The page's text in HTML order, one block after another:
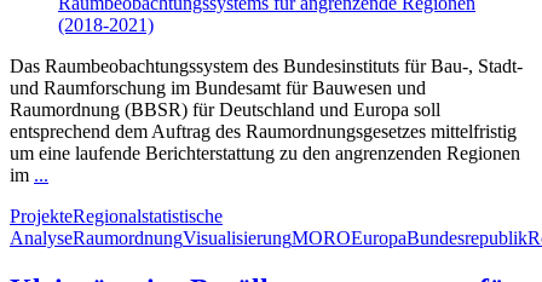
Das Raumbeobachtungssystem des Bundesinstituts für Bau-, Stadt-
und Raumforschung im Bundesamt für Bauwesen und
Raumordnung (BBSR) für Deutschland und Europa soll
entsprechend dem Auftrag des Raumordnungsgesetzes mittelfristig
um eine laufende Berichterstattung zu den angrenzenden Regionen
im ...
ProjekteRegionalstatistische
AnalyseRaumordnungVisualisierungMOROEuropaBundesrepublik